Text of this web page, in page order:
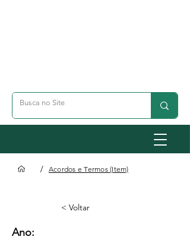
/ Acordos e Termos (Item)
< Voltar
Ano: